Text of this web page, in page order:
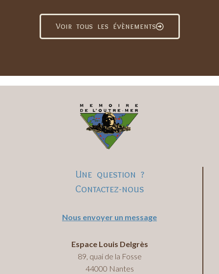
Voir tous les évènements
Une question ?
Contactez-nous
Nous envoyer un message
Espace Louis Delgrès
89, quai de la Fosse
44000 Nantes